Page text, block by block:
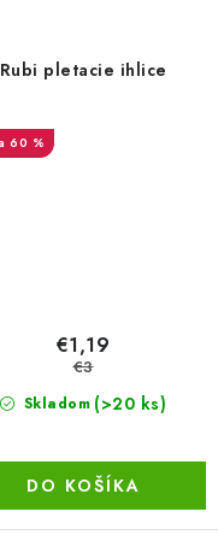
Rubi pletacie ihlice
60 %
Skladom (>20 ks)
€1,19
€3
DO KOŠÍKA